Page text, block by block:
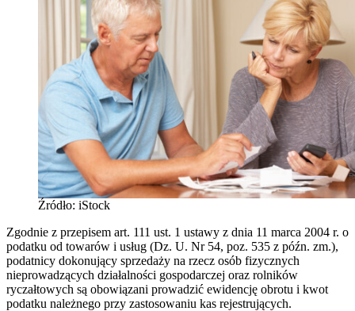
Źródło: iStock
Zgodnie z przepisem art. 111 ust. 1 ustawy z dnia 11 marca 2004 r. o
podatku od towarów i usług (Dz. U. Nr 54, poz. 535 z późn. zm.),
podatnicy dokonujący sprzedaży na rzecz osób fizycznych
nieprowadzących działalności gospodarczej oraz rolników
ryczałtowych są obowiązani prowadzić ewidencję obrotu i kwot
podatku należnego przy zastosowaniu kas rejestrujących.